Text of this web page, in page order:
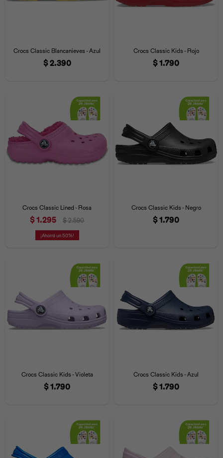
Crocs Classic Blancanieves - Azul
$2.390
Crocs Classic Kids - Rojo
$1.790
Crocs Classic Lined - Rosa
$1.295 $ 2.590
50
Crocs Classic Kids - Negro
$1.790
Crocs Classic Kids - Violeta
$1.790
Crocs Classic Kids - Azul
$1.790